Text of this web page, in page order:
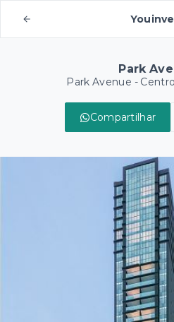
Park
Park Avenue -
Compartilhar